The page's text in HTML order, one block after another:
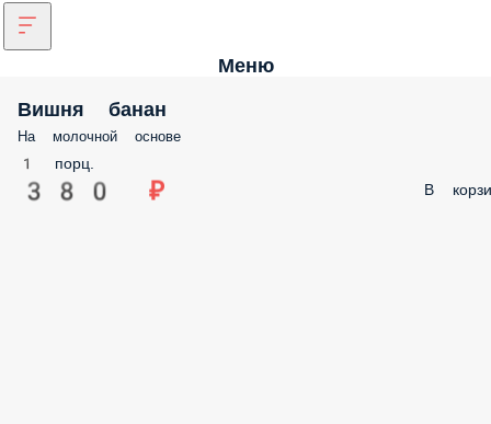
Меню
Вишня банан
На молочной основе
1 порц.
380 ₽ В